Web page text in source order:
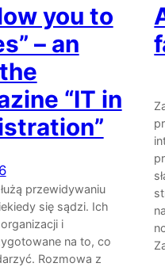
you to
– an
“IT in
przewidywaniu
się sądzi. Ich
i
na to, co
Rozmowa z